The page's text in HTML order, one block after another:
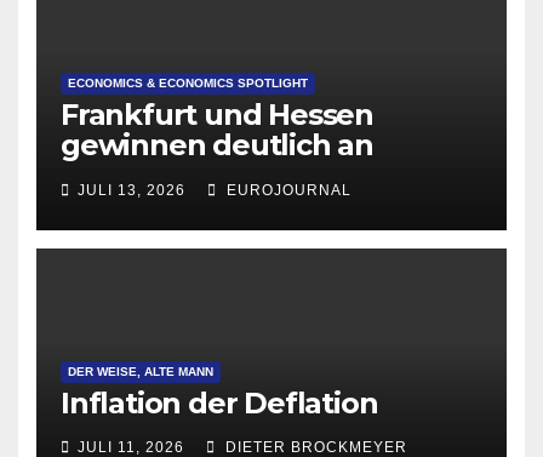
ECONOMICS & ECONOMICS SPOTLIGHT
Frankfurt und Hessen
gewinnen deutlich an
Attraktivität für Startup-
Gründungen
JULI 13, 2026 EUROJOURNAL
DER WEISE, ALTE MANN
Inflation der Deflation
JULI 11, 2026 DIETER BROCKMEYER